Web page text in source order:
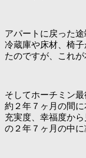
アパートに戻った途
冷蔵庫や床材、椅
たのですが、これが
そしてホーチミン最
約２年７ヶ月の間に
充実度、幸福度か
の２年７ヶ月の中に